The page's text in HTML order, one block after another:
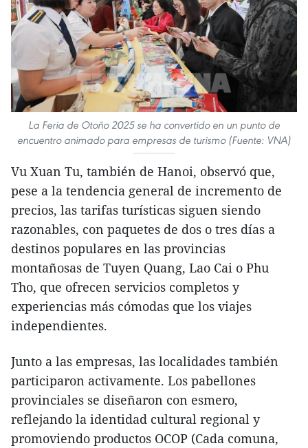
La Feria de Otoño 2025 se ha convertido en un punto de
encuentro animado para empresas de turismo (Fuente: VNA)
Vu Xuan Tu, también de Hanoi, observó que,
pese a la tendencia general de incremento de
precios, las tarifas turísticas siguen siendo
razonables, con paquetes de dos o tres días a
destinos populares en las provincias
montañosas de Tuyen Quang, Lao Cai o Phu
Tho, que ofrecen servicios completos y
experiencias más cómodas que los viajes
independientes.
Junto a las empresas, las localidades también
participaron activamente. Los pabellones
provinciales se diseñaron con esmero,
reflejando la identidad cultural regional y
promoviendo productos OCOP (Cada comuna,